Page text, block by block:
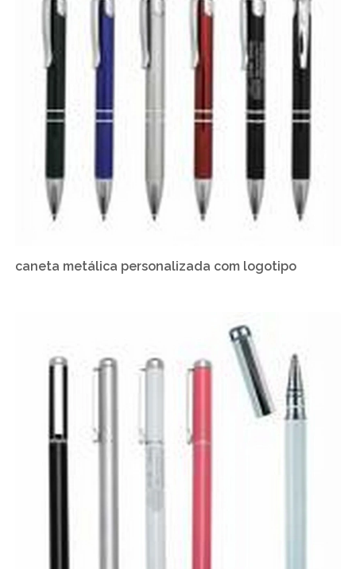
caneta metálica personalizada com logotipo